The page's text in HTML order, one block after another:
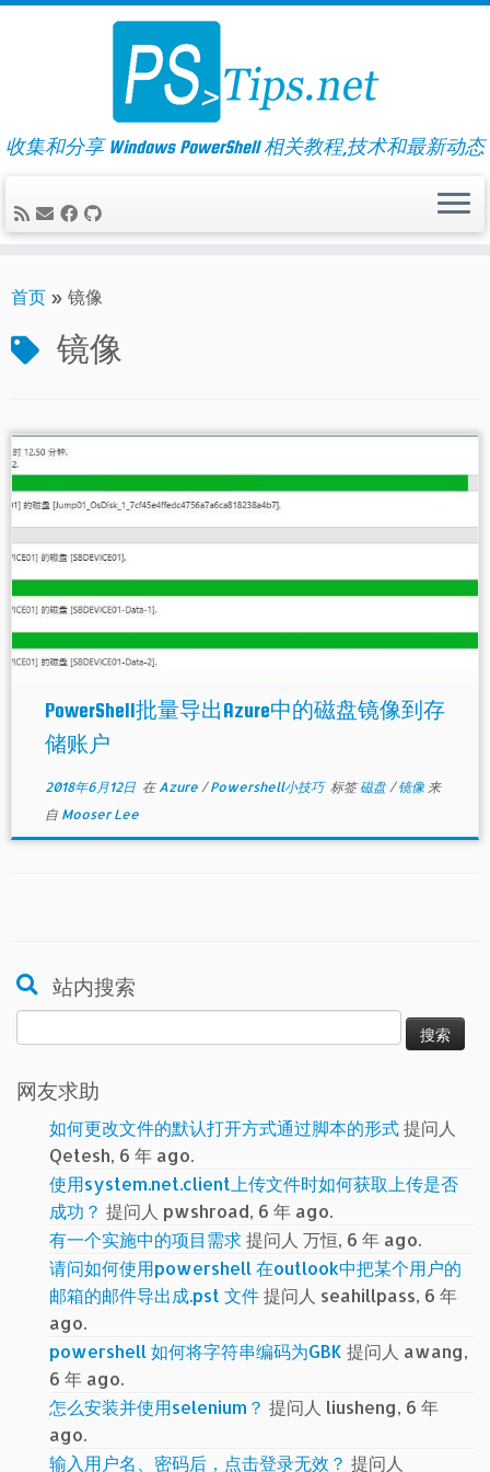
Skip
收集和分享 Windows PowerShell 相关教程,技术和最新动态
首页 » 镜像
镜像
PowerShell批量导出Azure中的磁盘镜像到存
储账户
2018年6月12日在 Azure /Powershell小技巧 标签磁盘/镜像 来
自 Mooser Lee
站内搜索
索：
网友求助
如何更改文件的默认打开方式通过脚本的形式提问人
Qetesh, 6 年 ago.
使用system.net.client上传文件时如何获取上传是否
成功？ 提问人 pwshroad, 6 年 ago.
有一个实施中的项目需求提问人 万恒, 6 年 ago.
请问如何使用powershell 在outlook中把某个用户的
邮箱的邮件导出成.pst 文件提问人 seahillpass, 6 年
ago.
powershell 如何将字符串编码为GBK 提问人 awang,
6 年 ago.
怎么安装并使用selenium？ 提问人 liusheng, 6 年
ago.
输入用户名、密码后，点击登录无效？ 提问人